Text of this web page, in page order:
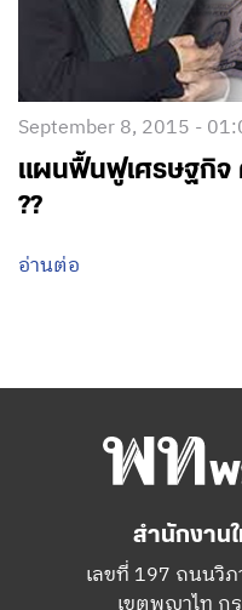
September 8, 2015 -
แผนฟื้นฟูเศรษฐกิ
??
อ่านต่อ
สำนักงาน
เลขที่ 197 ถนนวิ